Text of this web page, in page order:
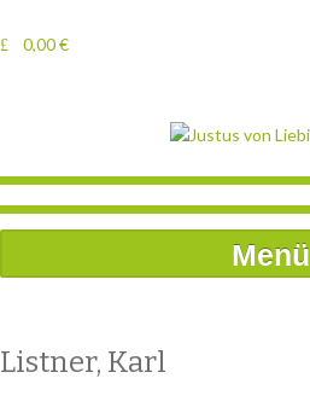
0,00€
Menü
Listner, Karl